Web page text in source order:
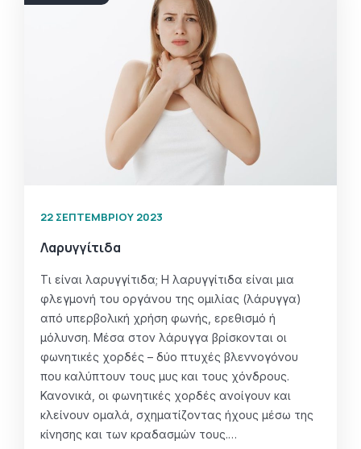
22 ΣΕΠΤΕΜΒΡΊΟΥ 2023
Λαρυγγίτιδα
Τι είναι λαρυγγίτιδα; Η λαρυγγίτιδα είναι μια
φλεγμονή του οργάνου της ομιλίας (λάρυγγα)
από υπερβολική χρήση φωνής, ερεθισμό ή
μόλυνση. Μέσα στον λάρυγγα βρίσκονται οι
φωνητικές χορδές – δύο πτυχές βλεννογόνου
που καλύπτουν τους μυς και τους χόνδρους.
Κανονικά, οι φωνητικές χορδές ανοίγουν και
κλείνουν ομαλά, σχηματίζοντας ήχους μέσω της
κίνησης και των κραδασμών τους.…